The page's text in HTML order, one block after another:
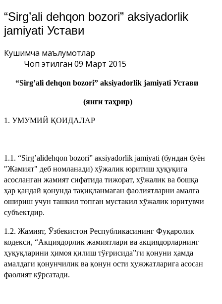
“Sirg’ali dehqon bozori” aksiyadorlik
jamiyati Устави
Кушимча маълумотлар
Чоп этилган 09 Март 2015
“Sirg’ali dehqon bozori” aksiyadorlik jamiyati Устави
(янги таҳрир)
1. УМУМИЙ ҚОИДАЛАР
1.1. “Sirg’alidehqon bozori” aкsiyadorlik jamiyati (бундан буён
"Жамият" деб номланади) хўжалик юритиш ҳуқуқига
асосланган жамият сифатида тижорат, хўжалик ва бошқа
ҳар қандай қонунда тақиқланмаган фаолиятларни амалга
ошириш учун ташкил топган мустакил хўжалик юритувчи
субъектдир.
1.2. Жамият, Ўзбекистон Республикасининг Фуқаролик
кодекси, “Акциядорлик жамиятлари ва акциядорларнинг
ҳуқуқларини ҳимоя қилиш тўғрисида”ги қонуни ҳамда
амалдаги қонунчилик ва қонун ости ҳужжатларига асосан
фаолият кўрсатади.